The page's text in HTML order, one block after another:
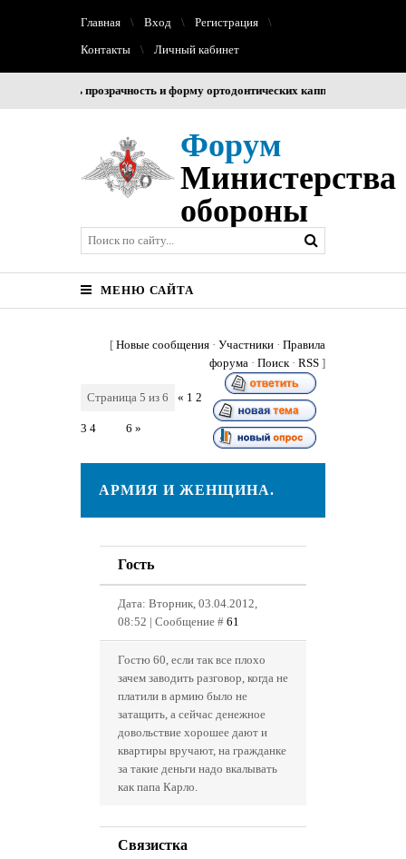
Главная Вход
Регистрация
Контакты
Личный кабинет
прозрачность и форму ортодонтических капп на весь период
Форум
Министерства
обороны
МЕНЮ САЙТА
[ Новые сообщения · Участники · Правила
форума · Поиск· RSS ]
Страница 5 из 6 « 1 2
3 4 6 »
АРМИЯ И ЖЕНЩИНА.
Гость
Дата: Вторник, 03.04.2012,
08:52 | Сообщение # 61
Гостю 60, если так все плохо
зачем заводить разговор, когда не
платили в армию было не
затащить, а сейчас денежное
довольствие хорошее дают и
квартиры вручают, на гражданке
за такие деньги надо вкалывать
как папа Карло.
Связистка